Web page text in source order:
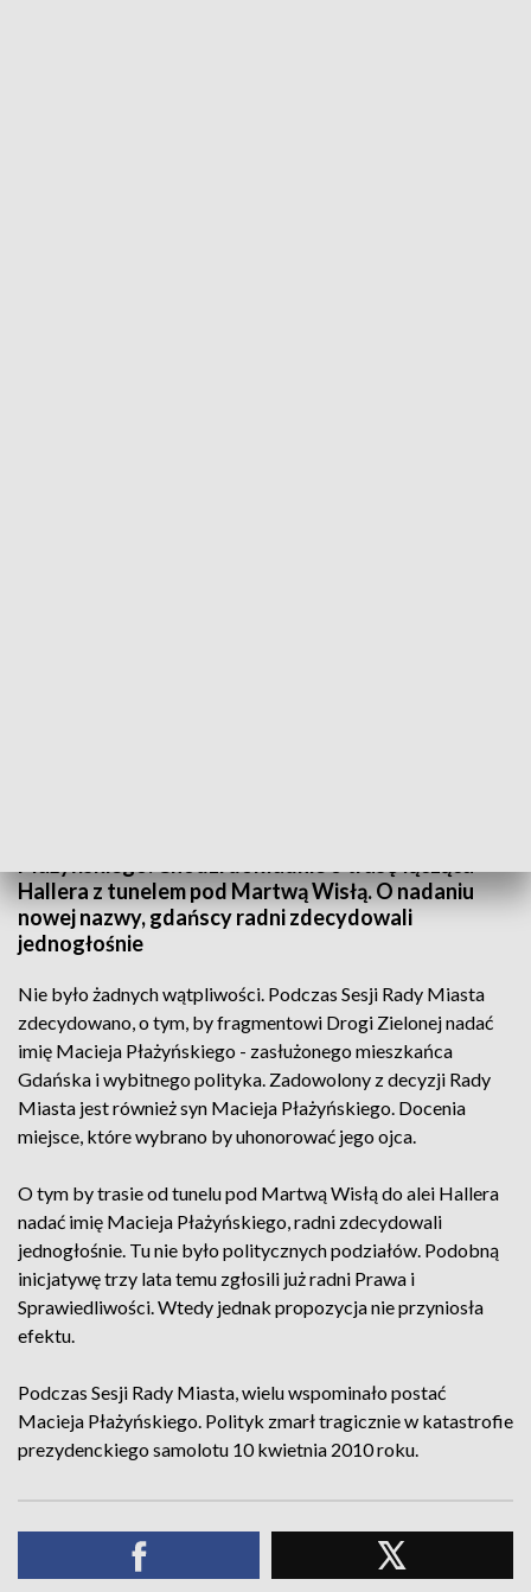
Hallera z tunelem pod Martwą Wisłą. O nadaniu
nowej nazwy, gdańscy radni zdecydowali
jednogłośnie
Nie było żadnych wątpliwości. Podczas Sesji Rady Miasta
zdecydowano, o tym, by fragmentowi Drogi Zielonej nadać
imię Macieja Płażyńskiego - zasłużonego mieszkańca
Gdańska i wybitnego polityka. Zadowolony z decyzji Rady
Miasta jest również syn Macieja Płażyńskiego. Docenia
miejsce, które wybrano by uhonorować jego ojca.
O tym by trasie od tunelu pod Martwą Wisłą do alei Hallera
nadać imię Macieja Płażyńskiego, radni zdecydowali
jednogłośnie. Tu nie było politycznych podziałów. Podobną
inicjatywę trzy lata temu zgłosili już radni Prawa i
Sprawiedliwości. Wtedy jednak propozycja nie przyniosła
efektu.
Podczas Sesji Rady Miasta, wielu wspominało postać
Macieja Płażyńskiego. Polityk zmarł tragicznie w katastrofie
prezydenckiego samolotu 10 kwietnia 2010 roku.